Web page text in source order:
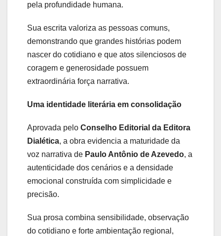
pela profundidade humana.
Sua escrita valoriza as pessoas comuns,
demonstrando que grandes histórias podem
nascer do cotidiano e que atos silenciosos de
coragem e generosidade possuem
extraordinária força narrativa.
Uma identidade literária em consolidação
Aprovada pelo Conselho Editorial da Editora
Dialética, a obra evidencia a maturidade da
voz narrativa de Paulo Antônio de Azevedo, a
autenticidade dos cenários e a densidade
emocional construída com simplicidade e
precisão.
Sua prosa combina sensibilidade, observação
do cotidiano e forte ambientação regional,